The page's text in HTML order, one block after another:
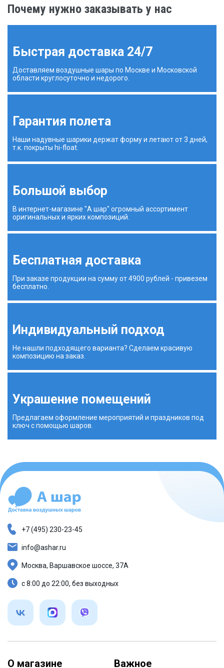
Почему нужно заказывать у нас
Быстрая доставка 24/7
Доставляем воздушные шары по Москве и Московской
области круглосуточно и недорого.
Гарантия полета
Наши надувные шарики держат форму и летают от 3 дней,
т.к. покрыты hi-float.
Большой выбор
В интернет-магазине "А шар" огромный ассортимент
оригинальных и ярких композиций.
Бесплатная доставка
При заказе продукции на сумму от 4900 рублей - привезем
бесплатно.
Индивидуальный подход
Не нашли подходящего варианта? Сделаем красивую
композицию на заказ.
Украшение помещений
Предлагаем оформление мероприятий и праздников под
ключ с помощью шаров.
О магазине Важное
+7 (495) 230-23-45
info@ashar.ru
Москва, Варшавское шоссе, 37А
с 8:00 до 22:00, без выходных